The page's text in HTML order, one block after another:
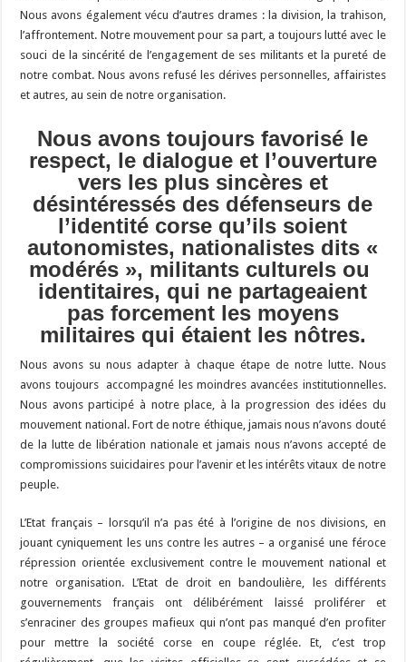
Nous avons également vécu d’autres drames : la division, la trahison,
l’affrontement. Notre mouvement pour sa part, a toujours lutté avec le
souci de la sincérité de l’engagement de ses militants et la pureté de
notre combat. Nous avons refusé les dérives personnelles, affairistes
et autres, au sein de notre organisation.
Nous avons toujours favorisé le
respect, le dialogue et l’ouverture
vers les plus sincères et
désintéressés des défenseurs de
l’identité corse qu’ils soient
autonomistes, nationalistes dits «
modérés », militants culturels ou
identitaires, qui ne partageaient
pas forcement les moyens
militaires qui étaient les nôtres.
Nous avons su nous adapter à chaque étape de notre lutte. Nous
avons toujours accompagné les moindres avancées institutionnelles.
Nous avons participé à notre place, à la progression des idées du
mouvement national. Fort de notre éthique, jamais nous n’avons douté
de la lutte de libération nationale et jamais nous n’avons accepté de
compromissions suicidaires pour l’avenir et les intérêts vitaux de notre
peuple.
L’Etat français – lorsqu’il n’a pas été à l’origine de nos divisions, en
jouant cyniquement les uns contre les autres – a organisé une féroce
répression orientée exclusivement contre le mouvement national et
notre organisation. L’Etat de droit en bandoulière, les différents
gouvernements français ont délibérément laissé proliférer et
s’enraciner des groupes mafieux qui n’ont pas manqué d’en profiter
pour mettre la société corse en coupe réglée. Et, c’est trop